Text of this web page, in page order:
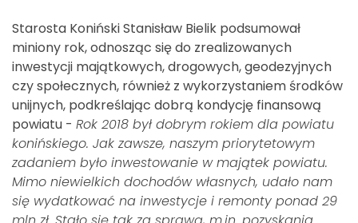
Starosta Koniński Stanisław Bielik podsumował
miniony rok, odnosząc się do zrealizowanych
inwestycji majątkowych, drogowych, geodezyjnych
czy społecznych, również z wykorzystaniem środków
unijnych, podkreślając dobrą kondycję finansową
powiatu - Rok 2018 był dobrym rokiem dla powiatu
konińskiego. Jak zawsze, naszym priorytetowym
zadaniem było inwestowanie w majątek powiatu.
Mimo niewielkich dochodów własnych, udało nam
się wydatkować na inwestycje i remonty ponad 29